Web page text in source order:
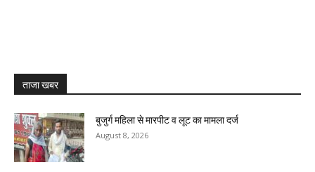
ताजा खबर
बुजुर्ग महिला से मारपीट व लूट का मामला दर्ज
August 8, 2026